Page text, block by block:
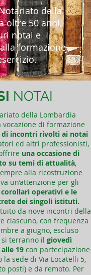
della
oltre 50 anni,
notai e
formazione
NOTAI​
della Lombardia
di formazione
di incontri rivolti ai notai
ed altri professionisti,
una occasione di
su temi di attualità,
alla ricostruzione
un’attenzione per gli
operativi e le
dei singoli istituti.
da nove incontri della
ciascuno, con frequenza
a giugno, escluso
si terranno il giovedì
19 con partecipazione
la sede di Via Locatelli 5,
posti) e da remoto. Per